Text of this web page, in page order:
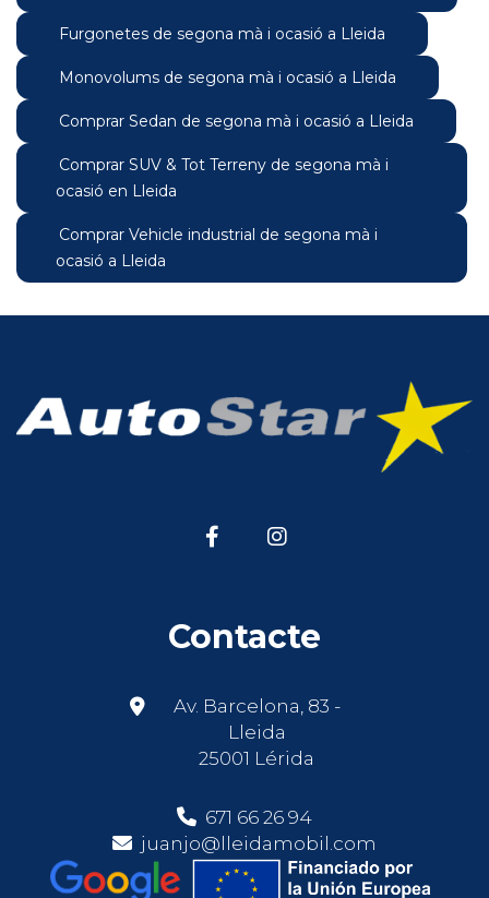
Furgonetes de segona mà i ocasió a Lleida
Monovolums de segona mà i ocasió a Lleida
Comprar Sedan de segona mà i ocasió a Lleida
Comprar SUV & Tot Terreny de segona mà i
ocasió en Lleida
Comprar Vehicle industrial de segona mà i
ocasió a Lleida
Contacte
Av. Barcelona, 83 -
Lleida
25001 Lérida
671 66 26 94
juanjo@lleidamobil.com